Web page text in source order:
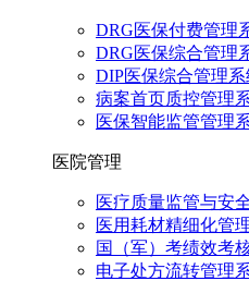
DRG医保付费管理
DRG医保综合管理
DIP医保综合管理系
病案首页质控管理
医保智能监管管理
医院管理
医疗质量监管与安
医用耗材精细化管
国（军）考绩效考
电子处方流转管理